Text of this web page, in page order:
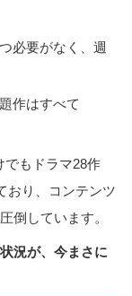
必要がなく、週
作はすべて
でもドラマ28作
おり、コンテンツ
倒しています。
況が、今まさに